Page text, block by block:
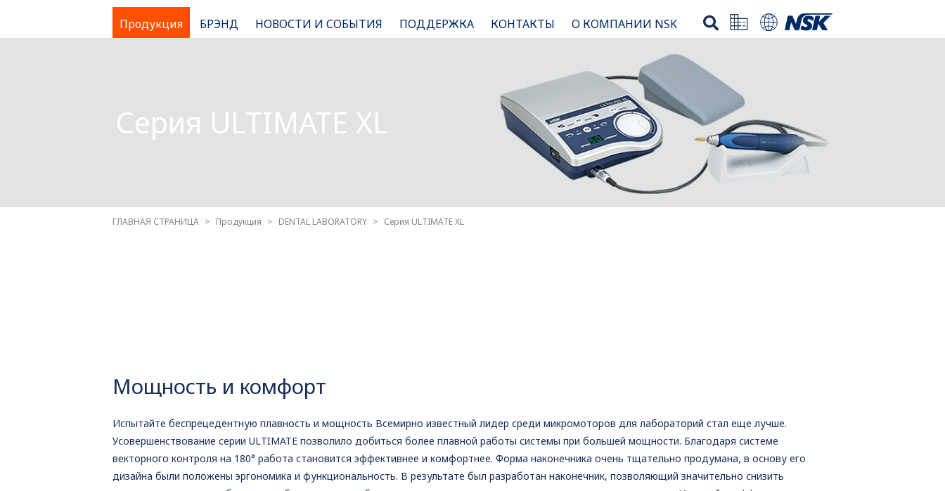
Продукция БРЭНД НОВОСТИ И СОБЫТИЯ ПОДДЕРЖКА КОНТАКТЫ О КОМПАНИИ NSK
Серия ULTIMATE XL
ГЛАВНАЯ СТРАНИЦА Продукция DENTAL LABORATORY Серия ULTIMATE XL
Мощность и комфорт
Испытайте беспрецедентную плавность и мощность Всемирно известный лидер среди микромоторов для лабораторий стал еще лучше.
Усовершенствование серии ULTIMATE позволило добиться более плавной работы системы при большей мощности. Благодаря системе
векторного контроля на 180° работа становится эффективнее и комфортнее. Форма наконечника очень тщательно продумана, в основу его
дизайна были положены эргономика и функциональность. В результате был разработан наконечник, позволяющий значительно снизить